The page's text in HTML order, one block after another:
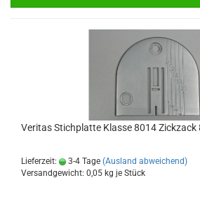
Veritas Stichplatte Klasse 8014 Zickzack
Lieferzeit: 3-4 Tage (Ausland abweichend)
Versandgewicht: 0,05 kg je Stück